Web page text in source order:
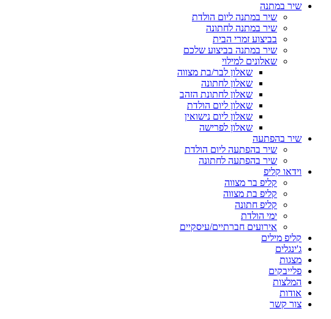
שיר במתנה
שיר במתנה ליום הולדת
שיר במתנה לחתונה
בביצוע זמרי הבית
שיר במתנה בביצוע שלכם
שאלונים למילוי
שאלון לבר/בת מצווה
שאלון לחתונה
שאלון לחתונת הזהב
שאלון ליום הולדת
שאלון ליום נישואין
שאלון לפרישה
שיר בהפתעה
שיר בהפתעה ליום הולדת
שיר בהפתעה לחתונה
וידאו קליפ
קליפ בר מצווה
קליפ בת מצווה
קליפ חתונה
ימי הולדת
אירועים חברתיים/עיסקיים
קליפ מילים
ג'ינגלים
מצגות
פלייבקים
המלצות
אודות
צור קשר